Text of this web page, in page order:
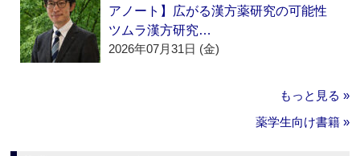
アノート】広がる漢方薬研究の可能性
ツムラ漢方研究…
2026年07月31日 (金)
もっと見る »
薬学生向け書籍 »